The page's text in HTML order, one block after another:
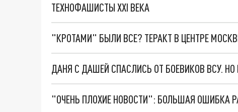
ТЕХНОФАШИСТЫ XXI ВЕКА
"КРОТАМИ" БЫЛИ ВСЕ? ТЕРАКТ В ЦЕНТРЕ
ДАНЯ С ДАШЕЙ СПАСЛИСЬ ОТ БОЕВИКОВ ВСУ.